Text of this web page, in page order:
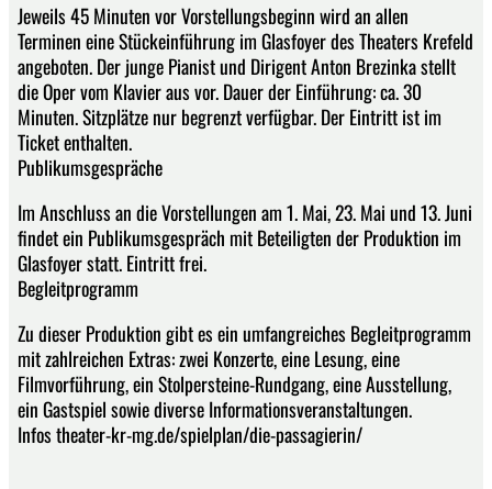
Jeweils 45 Minuten vor Vorstellungsbeginn wird an allen
Terminen eine Stückeinführung im Glasfoyer des Theaters Krefeld
angeboten. Der junge Pianist und Dirigent Anton Brezinka stellt
die Oper vom Klavier aus vor. Dauer der Einführung: ca. 30
Minuten. Sitzplätze nur begrenzt verfügbar. Der Eintritt ist im
Ticket enthalten.
Publikumsgespräche
Im Anschluss an die Vorstellungen am 1. Mai, 23. Mai und 13. Juni
findet ein Publikumsgespräch mit Beteiligten der Produktion im
Glasfoyer statt. Eintritt frei.
Begleitprogramm
Zu dieser Produktion gibt es ein umfangreiches Begleitprogramm
mit zahlreichen Extras: zwei Konzerte, eine Lesung, eine
Filmvorführung, ein Stolpersteine-Rundgang, eine Ausstellung,
ein Gastspiel sowie diverse Informationsveranstaltungen.
Infos theater-kr-mg.de/spielplan/die-passagierin/